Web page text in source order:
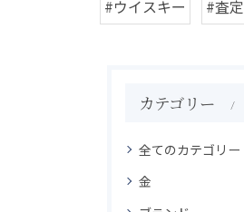
#ウイスキー #査定
カテゴリー
全てのカテゴリー
金